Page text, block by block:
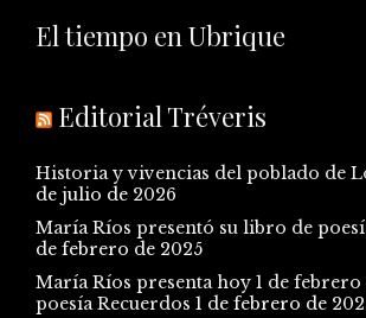
El tiempo en Ubrique
Editorial Tréveris
Historia y vivencias del poblado de
de julio de 2026
María Ríos presentó su libro de
de febrero de 2025
María Ríos presenta hoy 1 de
poesía Recuerdos 1 de febrero de